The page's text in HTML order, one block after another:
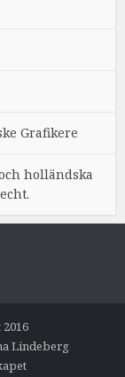
Grafikere
holländska
Lindeberg